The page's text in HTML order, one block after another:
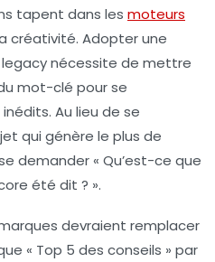
tapent dans les moteurs
créativité. Adopter une
legacynécessite de mettre
mot-clé pour se
Au lieu de se
qui génère le plus de
demander « Qu’est-ce que
été dit ? ».
devraient remplacer
« Top 5 des conseils » par